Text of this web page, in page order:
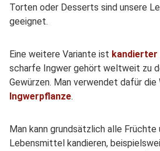
Torten oder Desserts sind unsere
geeignet.
Eine weitere Variante ist kandierter
scharfe Ingwer gehört weltweit zu
Gewürzen. Man verwendet dafür die
Ingwerpflanze.
Man kann grundsätzlich alle
Lebensmittel kandieren,